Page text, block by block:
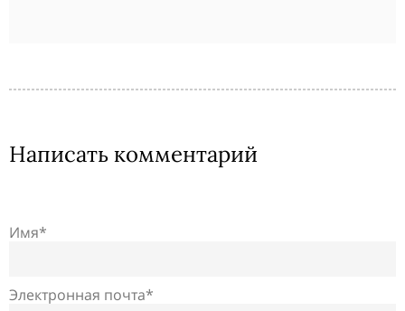
Написать комментарий
Имя*
Электронная почта*